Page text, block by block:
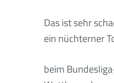
Das ist sehr
ein nüchterner
beim